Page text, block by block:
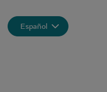
Español